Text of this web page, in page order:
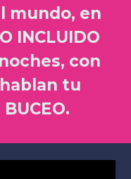
mundo, en
INCLUIDO
con
tu